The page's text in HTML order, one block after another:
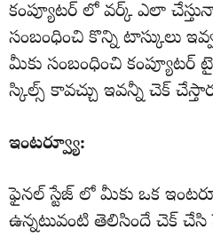
కంప్యూటర్ లో వర్క్ ఎలా
సంబంధించి కొన్ని టాస్కులు
మీకు సంబంధించి కంప్యూటర్
స్కిల్స్ కావచ్చు ఇవన్నీ చెక్
ఇంటర్వ్యూ:
ఫైనల్ స్టేజ్ లో మీకు ఒక
ఉన్నటువంటి తెలిసిందే చెక్